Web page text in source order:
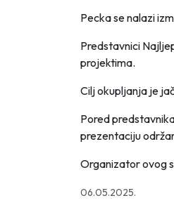
Pecka se nalazi
Predstavnici
projektima.
Cilj okupljanja je
Pored
prezentaciju
Organizator ovog
06.05.2025.